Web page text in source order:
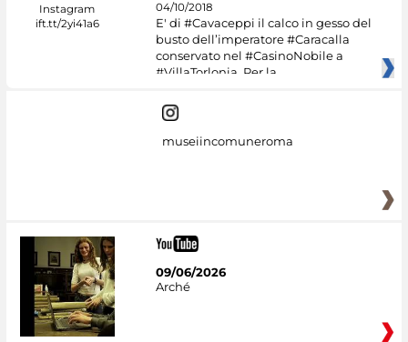
04/10/2018
E' di #Cavaceppi il calco in gesso del
busto dell’imperatore #Caracalla
conservato nel #CasinoNobile a
#VillaTorlonia. Per la
museiincomuneroma
09/06/2026
Arché